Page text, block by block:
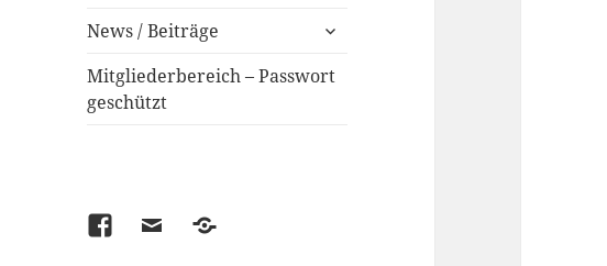
News / Beiträge
expand
menu
Mitgliederbereich – Passwort
geschützt
FacebookEmailKontakt